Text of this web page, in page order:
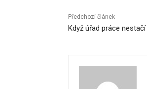
Předchozí článek
Když úřad práce nestačí